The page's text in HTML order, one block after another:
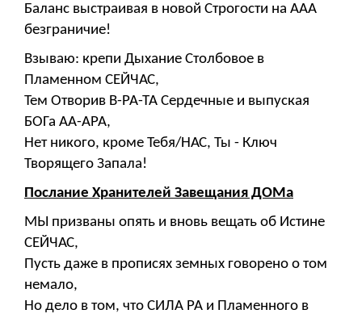
Баланс выстраивая в новой Строгости на ААА
безграничие!
Взываю: крепи Дыхание Столбовое в
Пламенном СЕЙЧАС,
Тем Отворив В-РА-ТА Сердечные и выпуская
БОГа АА-АРА,
Нет никого, кроме Тебя/НАС, Ты - Ключ
Творящего Запала!
Послание Хранителей Завещания ДОМа
МЫ призваны опять и вновь вещать об Истине
СЕЙЧАС,
Пусть даже в прописях земных говорено о том
немало,
Но дело в том, что СИЛА РА и Пламенного в